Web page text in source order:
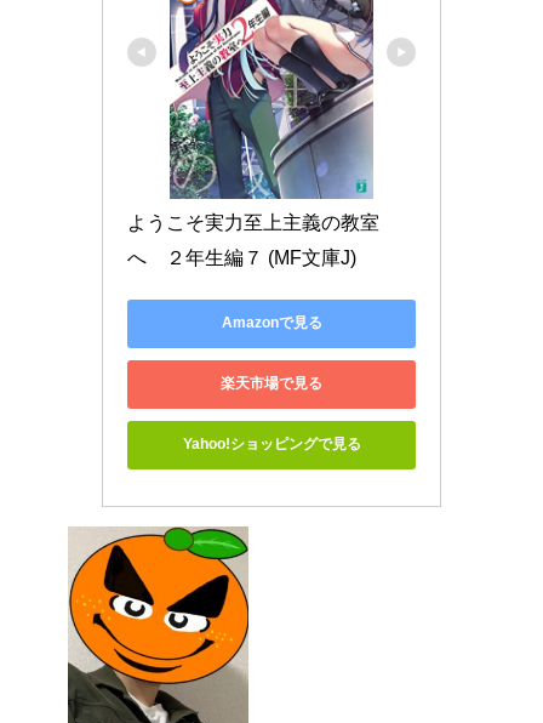
ようこそ実力至上主義の教室
へ　２年生編７ (MF文庫J)
Amazonで見る
楽天市場で見る
Yahoo!ショッピングで見る